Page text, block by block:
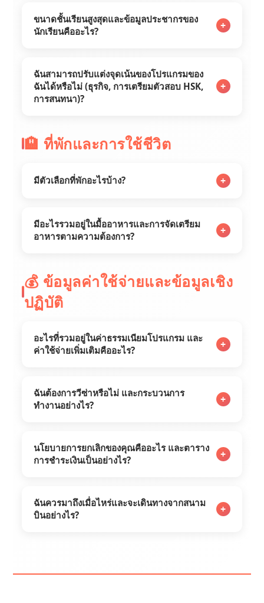
ขนาดชั้นเรียนสูงสุดและข้อมูลประชากรของ
นักเรียนคืออะไร?
+
ฉันสามารถปรับแต่งจุดเน้นของโปรแกรมของ
ฉันได้หรือไม่ (ธุรกิจ, การเตรียมตัวสอบ HSK,
การสนทนา)?
+
🏨 ที่พักและการใช้ชีวิต
มีตัวเลือกที่พักอะไรบ้าง? +
มีอะไรรวมอยู่ในมื้ออาหารและการจัดเตรียม
อาหารตามความต้องการ?
+
💰 ข้อมูลค่าใช้จ่ายและข้อมูลเชิง
ปฏิบัติ
อะไรที่รวมอยู่ในค่าธรรมเนียมโปรแกรม และ
ค่าใช้จ่ายเพิ่มเติมคืออะไร?
+
ฉันต้องการวีซ่าหรือไม่ และกระบวนการ
ทำงานอย่างไร?
+
นโยบายการยกเลิกของคุณคืออะไร และตาราง
การชำระเงินเป็นอย่างไร?
+
ฉันควรมาถึงเมื่อไหร่และจะเดินทางจากสนาม
บินอย่างไร?
+